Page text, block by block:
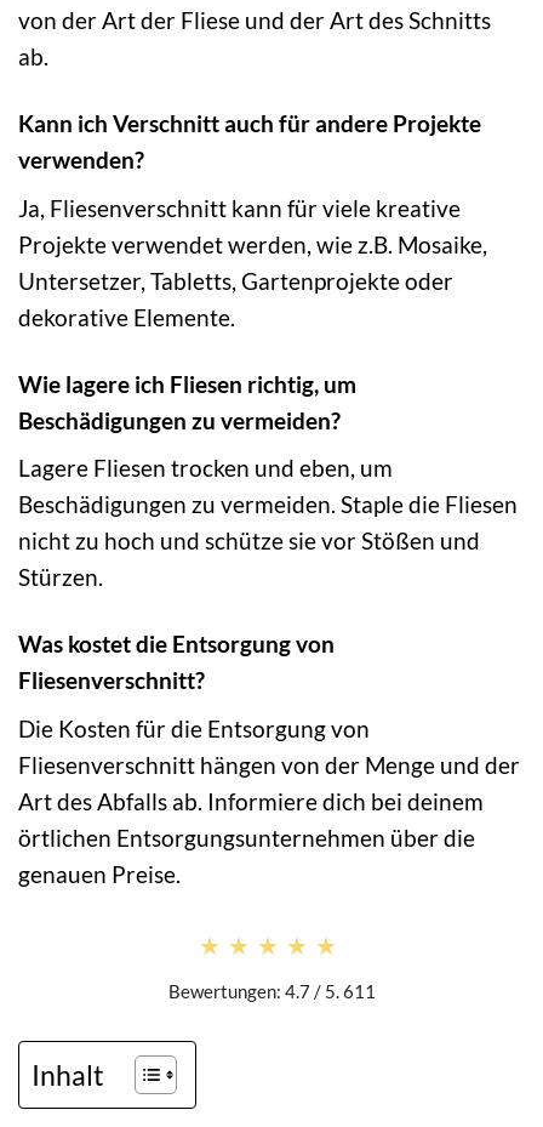
von der Art der Fliese und der Art des Schnitts
ab.
Kann ich Verschnitt auch für andere Projekte
verwenden?
Ja, Fliesenverschnitt kann für viele kreative
Projekte verwendet werden, wie z.B. Mosaike,
Untersetzer, Tabletts, Gartenprojekte oder
dekorative Elemente.
Wie lagere ich Fliesen richtig, um
Beschädigungen zu vermeiden?
Lagere Fliesen trocken und eben, um
Beschädigungen zu vermeiden. Staple die Fliesen
nicht zu hoch und schütze sie vor Stößen und
Stürzen.
Was kostet die Entsorgung von
Fliesenverschnitt?
Die Kosten für die Entsorgung von
Fliesenverschnitt hängen von der Menge und der
Art des Abfalls ab. Informiere dich bei deinem
örtlichen Entsorgungsunternehmen über die
genauen Preise.
★★★★★
★★★★★
Bewertungen: 4.7 / 5. 611
Inhalt